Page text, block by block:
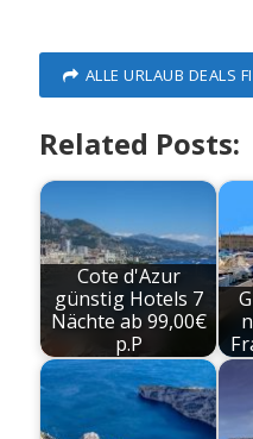
ALLE URLAUB DEALS
Related Posts:
Cote d'Azur
günstig Hotels 7
Nächte ab 99,00€
p.P